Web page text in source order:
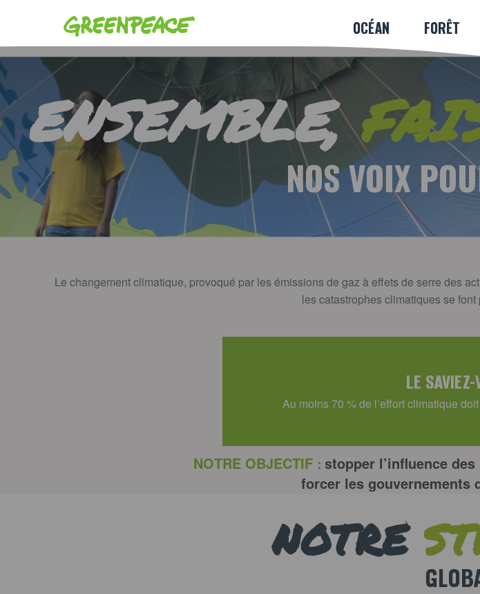
Greenpeace OCÉAN FORÊT
ENSEMBLE,
NOS VOIX
Le changement climatique, provoqué par les émissions de gaz à effets de serre des
les catastrophes climatiques se
LE
Au moins 70 % de l’effort climatique
NOTRE OBJECTIF : stopper l’influence
forcer les gouvernements
NOTRE